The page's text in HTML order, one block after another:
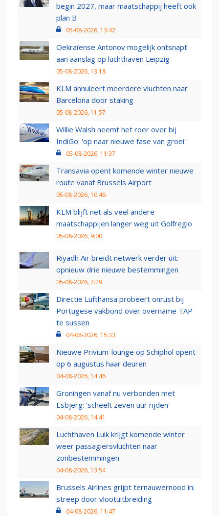
begin 2027, maar maatschappij heeft ook
plan B
05-08-2026, 13:42
Oekraïense Antonov mogelijk ontsnapt
aan aanslag op luchthaven Leipzig
05-08-2026, 13:18
KLM annuleert meerdere vluchten naar
Barcelona door staking
05-08-2026, 11:57
Willie Walsh neemt het roer over bij
IndiGo: 'op naar nieuwe fase van groei'
05-08-2026, 11:37
Transavia opent komende winter nieuwe
route vanaf Brussels Airport
05-08-2026, 10:46
KLM blijft net als veel andere
maatschappijen langer weg uit Golfregio
05-08-2026, 9:00
Riyadh Air breidt netwerk verder uit:
opnieuw drie nieuwe bestemmingen
05-08-2026, 7:29
Directie Lufthansa probeert onrust bij
Portugese vakbond over overname TAP
te sussen
04-08-2026, 15:33
Nieuwe Privium-lounge op Schiphol opent
op 6 augustus haar deuren
04-08-2026, 14:46
Groningen vanaf nu verbonden met
Esbjerg: 'scheelt zeven uur rijden'
04-08-2026, 14:41
Luchthaven Luik krijgt komende winter
weer passagiersvluchten naar
zonbestemmingen
04-08-2026, 13:54
Brussels Airlines grijpt ternauwernood in:
streep door vlootuitbreiding
04-08-2026, 11:47